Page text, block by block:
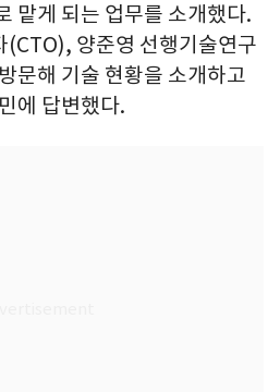
맡게 되는 업무를 소개했다.
(CTO), 양준영 선행기술연구
문해 기술 현황을 소개하고
에 답변했다.